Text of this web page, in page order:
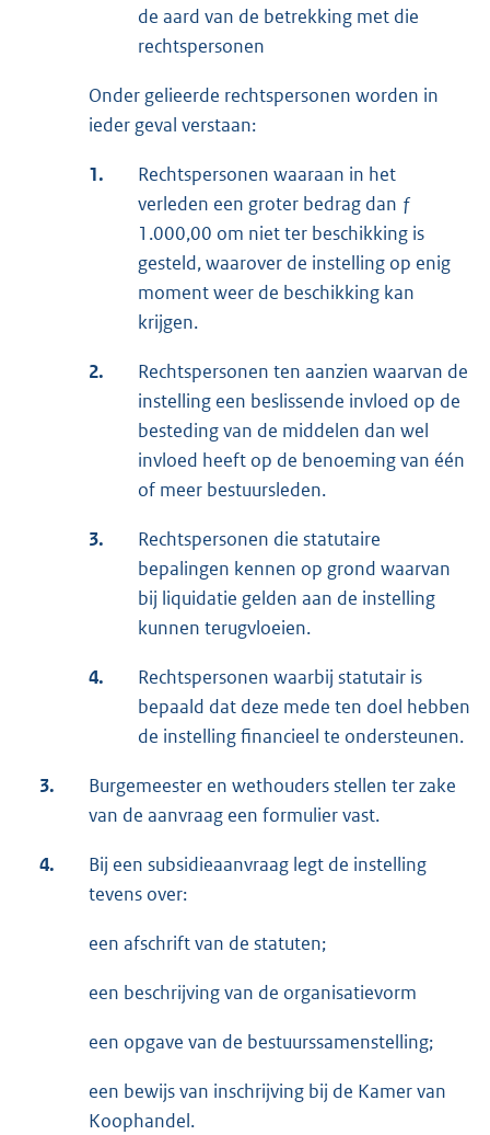
de aard van de betrekking met die
rechtspersonen
Onder gelieerde rechtspersonen worden in
ieder geval verstaan:
1.
Rechtspersonen waaraan in het
verleden een groter bedrag dan ƒ
1.000,00 om niet ter beschikking is
gesteld, waarover de instelling op enig
moment weer de beschikking kan
krijgen.
2.
Rechtspersonen ten aanzien waarvan de
instelling een beslissende invloed op de
besteding van de middelen dan wel
invloed heeft op de benoeming van één
of meer bestuursleden.
3.
Rechtspersonen die statutaire
bepalingen kennen op grond waarvan
bij liquidatie gelden aan de instelling
kunnen terugvloeien.
4.
Rechtspersonen waarbij statutair is
bepaald dat deze mede ten doel hebben
de instelling financieel te ondersteunen.
3.
Burgemeester en wethouders stellen ter zake
van de aanvraag een formulier vast.
4.
Bij een subsidieaanvraag legt de instelling
tevens over:
een afschrift van de statuten;
een beschrijving van de organisatievorm
een opgave van de bestuurssamenstelling;
een bewijs van inschrijving bij de Kamer van
Koophandel.